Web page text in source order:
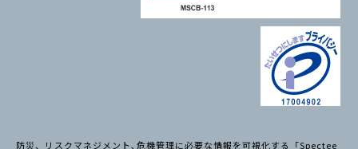
防災、リスクマネジメント､危機管理に必要な情報を可視化する「Spectee